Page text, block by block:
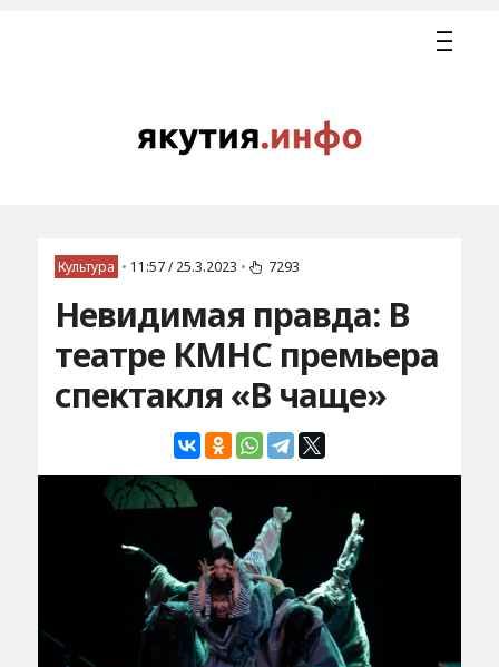
Культура • 11:57 / 25.3.2023 • 7293
Невидимая правда: В
театре КМНС премьера
спектакля «В чаще»